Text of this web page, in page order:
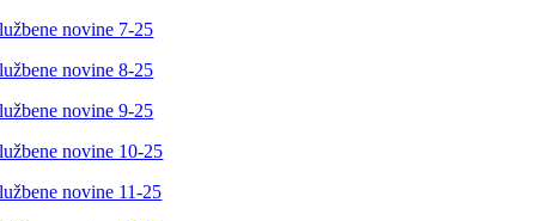
novine 7-25
novine 8-25
novine 9-25
novine 10-25
novine 11-25